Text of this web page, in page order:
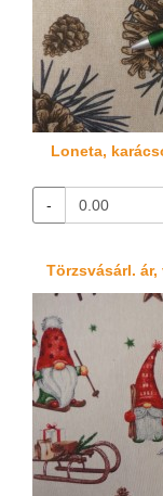
Loneta,
-
Törzsvásárl.